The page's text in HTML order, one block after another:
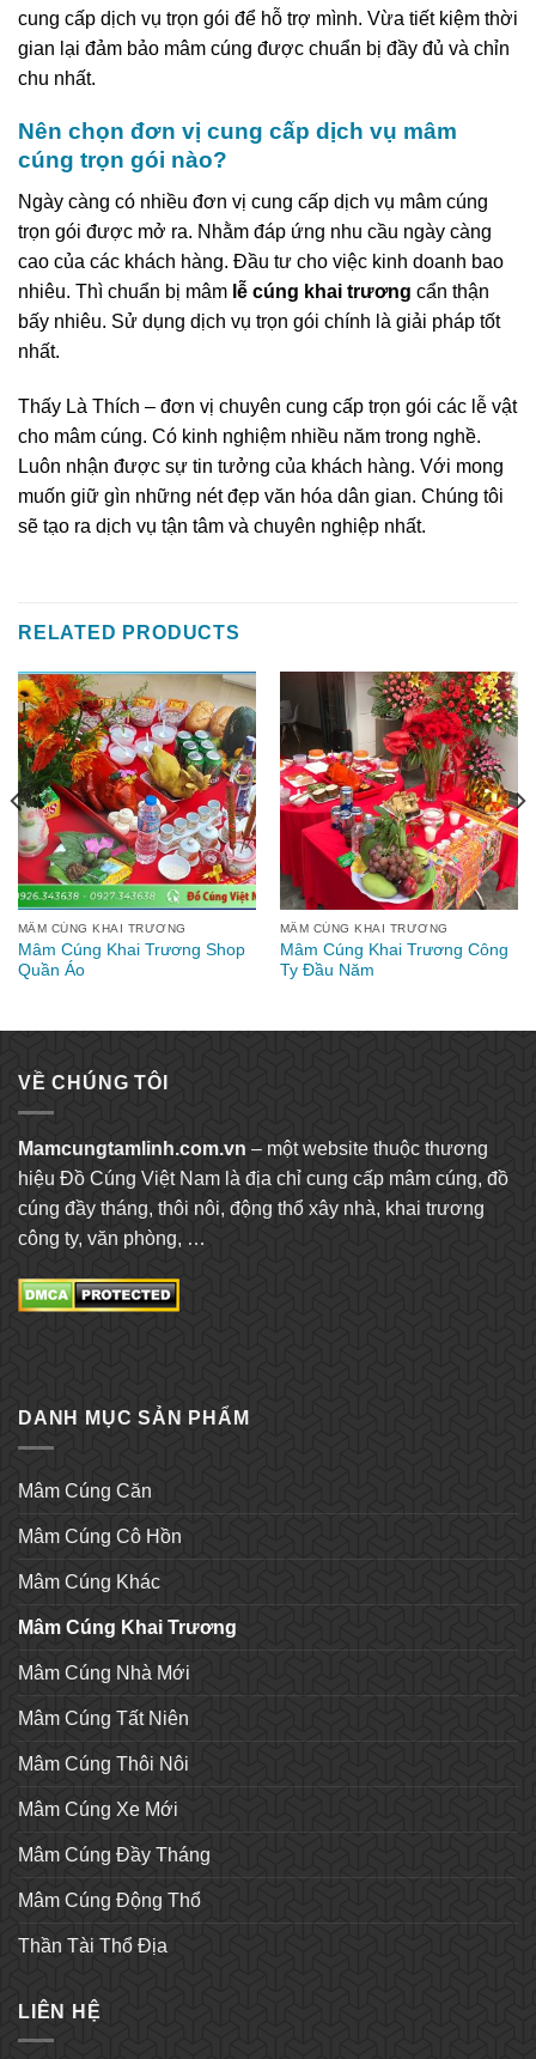
cung cấp dịch vụ trọn gói để hỗ trợ mình. Vừa tiết kiệm thời
gian lại đảm bảo mâm cúng được chuẩn bị đầy đủ và chỉn
chu nhất.
Nên chọn đơn vị cung cấp dịch vụ mâm
cúng trọn gói nào?
Ngày càng có nhiều đơn vị cung cấp dịch vụ mâm cúng
trọn gói được mở ra. Nhằm đáp ứng nhu cầu ngày càng
cao của các khách hàng. Đầu tư cho việc kinh doanh bao
nhiêu. Thì chuẩn bị mâm lễ cúng khai trương cẩn thận
bấy nhiêu. Sử dụng dịch vụ trọn gói chính là giải pháp tốt
nhất.
Thấy Là Thích – đơn vị chuyên cung cấp trọn gói các lễ vật
cho mâm cúng. Có kinh nghiệm nhiều năm trong nghề.
Luôn nhận được sự tin tưởng của khách hàng. Với mong
muốn giữ gìn những nét đẹp văn hóa dân gian. Chúng tôi
sẽ tạo ra dịch vụ tận tâm và chuyên nghiệp nhất.
RELATED PRODUCTS
MÂM CÚNG KHAI TRƯƠNG
Mâm Cúng Khai Trương Shop
Quần Áo
MÂM CÚNG KHAI TRƯƠNG
Mâm Cúng Khai Trương Công
Ty Đầu Năm
VỀ CHÚNG TÔI
Mamcungtamlinh.com.vn – một website thuộc thương
hiệu Đồ Cúng Việt Nam là địa chỉ cung cấp mâm cúng, đồ
cúng đầy tháng, thôi nôi, động thổ xây nhà, khai trương
công ty, văn phòng, …
DANH MỤC SẢN PHẨM
Mâm Cúng Căn
Mâm Cúng Cô Hồn
Mâm Cúng Khác
Mâm Cúng Khai Trương
Mâm Cúng Nhà Mới
Mâm Cúng Tất Niên
Mâm Cúng Thôi Nôi
Mâm Cúng Xe Mới
Mâm Cúng Đầy Tháng
Mâm Cúng Động Thổ
Thần Tài Thổ Địa
LIÊN HỆ